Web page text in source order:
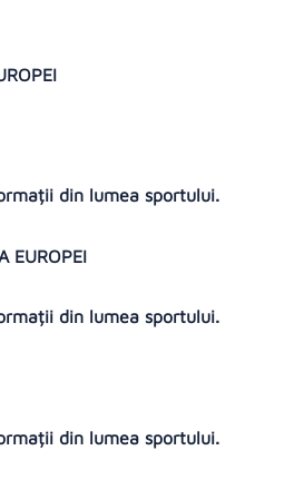
din lumea sportului.
EUROPEI
din lumea sportului.
din lumea sportului.